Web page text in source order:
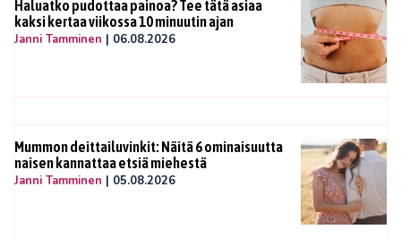
Haluatko pudottaa painoa? Tee tätä asiaa
kaksi kertaa viikossa 10 minuutin ajan
Janni Tamminen | 06.08.2026
Mummon deittailuvinkit: Näitä 6 ominaisuutta
naisen kannattaa etsiä miehestä
Janni Tamminen | 05.08.2026